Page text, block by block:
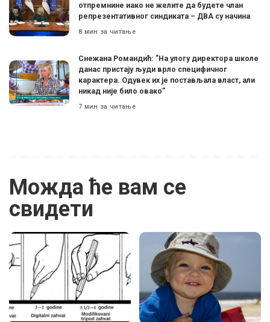
отпремнине иако не желите да будете члан
репрезентативног синдиката – ДВА су начина
8 мин за читање
Снежана Романдић: ”На улогу директора школе
данас пристају људи врло специфичног
карактера. Одувек их је постављала власт, али
никад није било овако”
7 мин за читање
Можда ће вам се
свидети